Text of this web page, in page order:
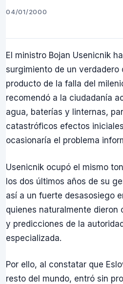
04/01/2000
El ministro Bojan Usenicnik
surgimiento de un verdadero
producto de la falla del
recomendó a la ciudadanía
agua, baterías y linternas,
catastróficos efectos
ocasionaría el problema
Usenicnik ocupó el mismo
los dos últimos años de su
así a un fuerte desasosiego
quienes naturalmente dieron
y predicciones de la
especializada.
Por ello, al constatar que
resto del mundo, entró sin